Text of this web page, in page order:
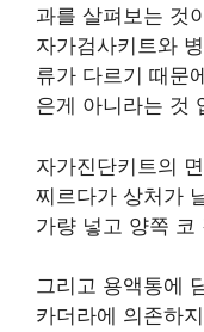
과를 살펴보는 것
자가검사키트와
류가 다르기 때문
은게 아니라는 것
자가진단키트의
찌르다가 상처가
가량 넣고 양쪽 코
그리고 용액통에
카더라에 의존하